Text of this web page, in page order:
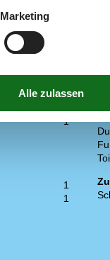
1
1
1
1
Marketing